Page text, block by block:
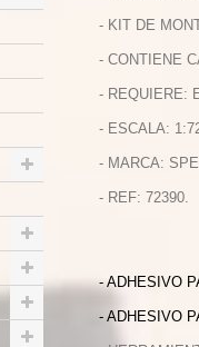
- KIT DE
- CONTIENE
- REQUIERE:
- ESCALA:
- MARCA:
- REF: 72390.
- ADHESIVO
- ADHESIVO